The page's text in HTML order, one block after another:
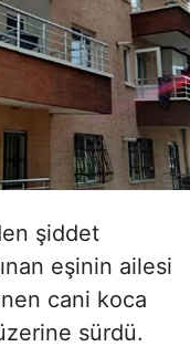
şiddet
eşinin ailesi
cani koca
sürdü.